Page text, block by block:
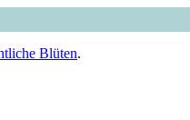
Blüten.